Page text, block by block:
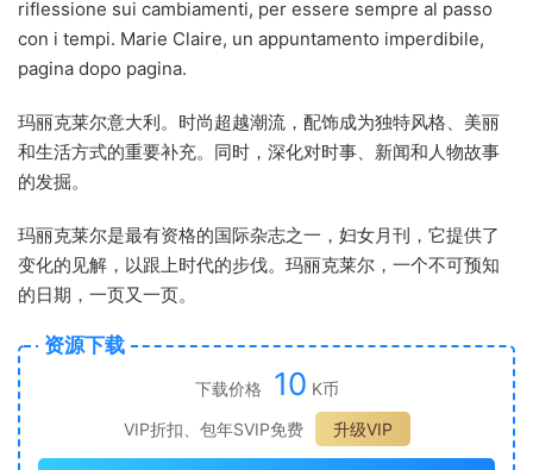
riflessione sui cambiamenti, per essere sempre al passo
con i tempi. Marie Claire, un appuntamento imperdibile,
pagina dopo pagina.
玛丽克莱尔意大利。时尚超越潮流，配饰成为独特风格、美丽
和生活方式的重要补充。同时，深化对时事、新闻和人物故事
的发掘。
玛丽克莱尔是最有资格的国际杂志之一，妇女月刊，它提供了
变化的见解，以跟上时代的步伐。玛丽克莱尔，一个不可预知
的日期，一页又一页。
资源下载
下载价格 10 K币
VIP折扣、包年SVIP免费
升级VIP